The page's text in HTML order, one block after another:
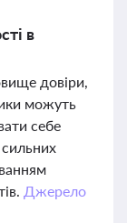
в
довіри,
можуть
себе
Джерело